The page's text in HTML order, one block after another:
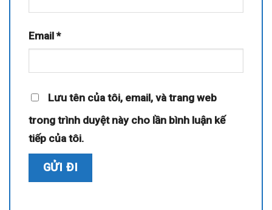
Email *
Lưu tên của tôi, email, và trang web
trong trình duyệt này cho lần bình luận kế
tiếp của tôi.